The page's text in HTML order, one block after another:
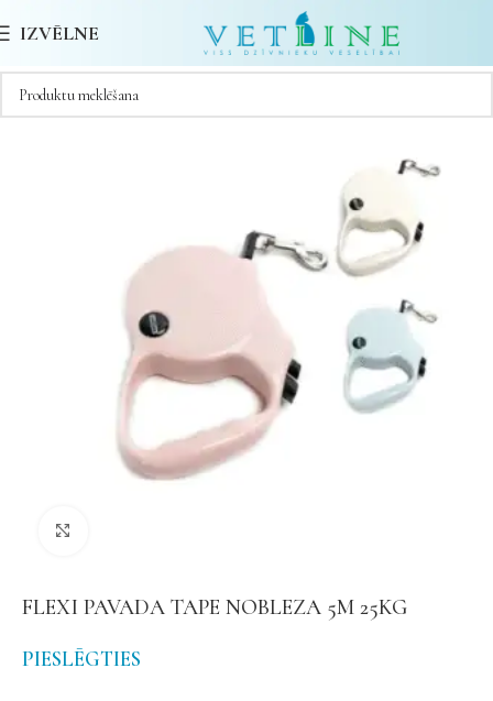
IZVĒLNE
FLEXI PAVADA TAPE NOBLEZA 5M 25KG
PIESLĒGTIES